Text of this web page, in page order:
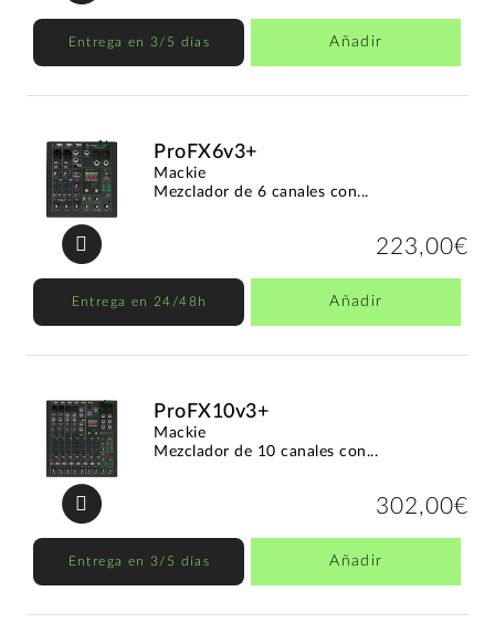
Entrega en 3/5 días Añadir
ProFX6v3+
Mackie
Mezclador de 6 canales con...
223,00€
Entrega en 24/48h Añadir
ProFX10v3+
Mackie
Mezclador de 10 canales con...
302,00€
Entrega en 3/5 días Añadir